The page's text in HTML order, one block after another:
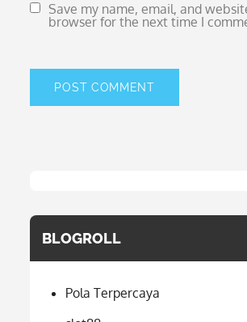
Save my name, email, and
browser for the next time I
BLOGROLL
Pola Terpercaya